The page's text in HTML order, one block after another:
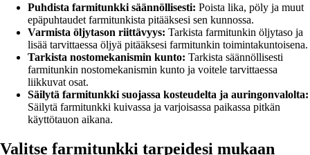
Puhdista farmitunkki säännöllisesti: Poista lika, pöly ja muut
epäpuhtaudet farmitunkista pitääksesi sen kunnossa.
Varmista öljytason riittävyys: Tarkista farmitunkin öljytaso ja
lisää tarvittaessa öljyä pitääksesi farmitunkin toimintakuntoisena.
Tarkista nostomekanismin kunto: Tarkista säännöllisesti
farmitunkin nostomekanismin kunto ja voitele tarvittaessa
liikkuvat osat.
Säilytä farmitunkki suojassa kosteudelta ja auringonvalolta:
Säilytä farmitunkki kuivassa ja varjoisassa paikassa pitkän
käyttötauon aikana.
Valitse farmitunkki tarpeidesi mukaan